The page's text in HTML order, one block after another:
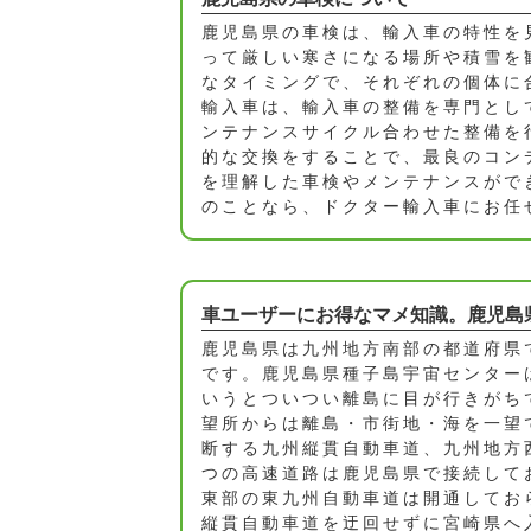
鹿児島県の車検は、輸入車の特性
って厳しい寒さになる場所や積雪
なタイミングで、それぞれの個体
輸入車は、輸入車の整備を専門と
ンテナンスサイクル合わせた整備
的な交換をすることで、最良のコ
を理解した車検やメンテナンスが
のことなら、ドクター輸入車にお任
車ユーザーにお得なマメ知識。鹿児
鹿児島県は九州地方南部の都道府
です。鹿児島県種子島宇宙センタ
いうとついつい離島に目が行きが
望所からは離島・市街地・海を一
断する九州縦貫自動車道、九州地
つの高速道路は鹿児島県で接続し
東部の東九州自動車道は開通して
縦貫自動車道を迂回せずに宮崎県